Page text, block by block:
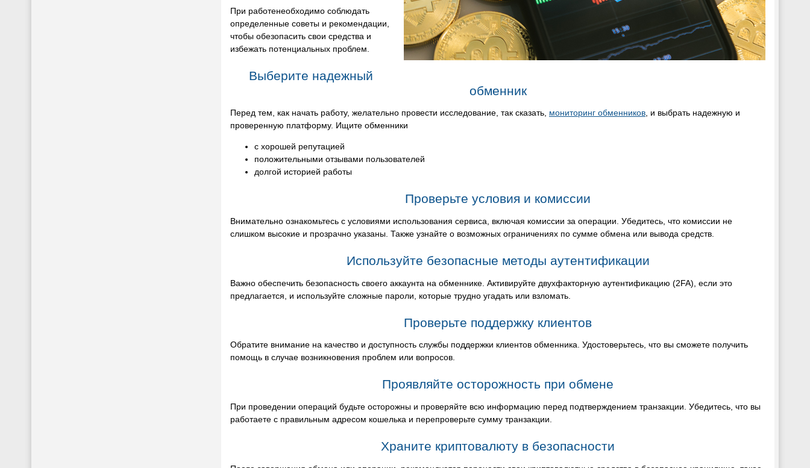
При работенеобходимо соблюдать
определенные советы и рекомендации,
чтобы обезопасить свои средства и
избежать потенциальных проблем.
Выберите надежный
обменник
Перед тем, как начать работу, желательно провести исследование, так сказать, мониторинг обменников, и выбрать надежную и
проверенную платформу. Ищите обменники
с хорошей репутацией
положительными отзывами пользователей
долгой историей работы
Проверьте условия и комиссии
Внимательно ознакомьтесь с условиями использования сервиса, включая комиссии за операции. Убедитесь, что комиссии не
слишком высокие и прозрачно указаны. Также узнайте о возможных ограничениях по сумме обмена или вывода средств.
Используйте безопасные методы аутентификации
Важно обеспечить безопасность своего аккаунта на обменнике. Активируйте двухфакторную аутентификацию (2FA), если это
предлагается, и используйте сложные пароли, которые трудно угадать или взломать.
Проверьте поддержку клиентов
Обратите внимание на качество и доступность службы поддержки клиентов обменника. Удостоверьтесь, что вы сможете получить
помощь в случае возникновения проблем или вопросов.
Проявляйте осторожность при обмене
При проведении операций будьте осторожны и проверяйте всю информацию перед подтверждением транзакции. Убедитесь, что вы
работаете с правильным адресом кошелька и перепроверьте сумму транзакции.
Храните криптовалюту в безопасности